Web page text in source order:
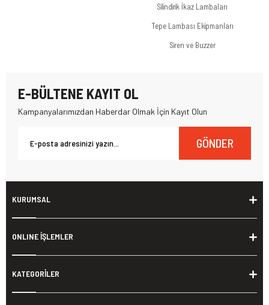
Silindirik İkaz Lambaları
Tepe Lambası Ekipmanları
Siren ve Buzzer
E-BÜLTENE KAYIT OL
Kampanyalarımızdan Haberdar Olmak İçin Kayıt Olun
GÖNDER
KURUMSAL
ONLINE İŞLEMLER
KATEGORİLER